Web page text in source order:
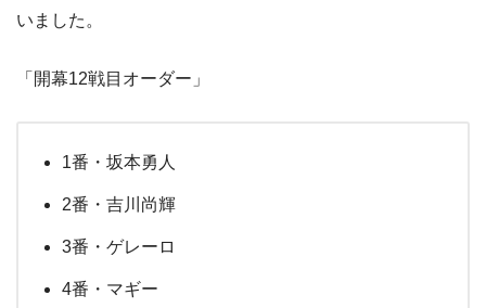
いました。
「開幕12戦目オーダー」
1番・坂本勇人
2番・吉川尚輝
3番・ゲレーロ
4番・マギー